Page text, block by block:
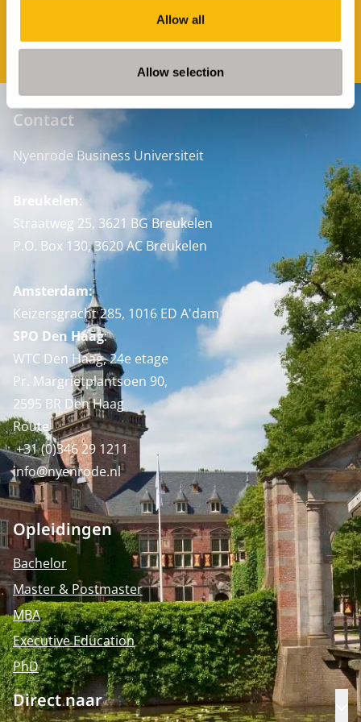
Allow all
Allow selection
Functietitel:
Hoogleraar Functietitel:
Hoogleraar
Contact
Nyenrode Business Universiteit
Breukelen:
Straatweg 25, 3621 BG Breukelen
P.O. Box 130, 3620 AC Breukelen
Amsterdam:
Keizersgracht 285, 1016 ED A'dam
SPO Den Haag:
WTC Den Haag, 24e etage
Pr. Margrietplantsoen 90,
2595 BR Den Haag
Route
+31 (0)346 29 1211
info@nyenrode.nl
Opleidingen
Bachelor
Master & Postmaster
MBA
Executive Education
PhD
Direct naar